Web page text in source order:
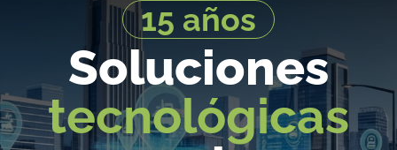
15 años
Soluciones
tecnológicas